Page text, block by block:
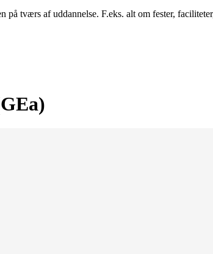
på tværs af uddannelse. F.eks. alt om fester,